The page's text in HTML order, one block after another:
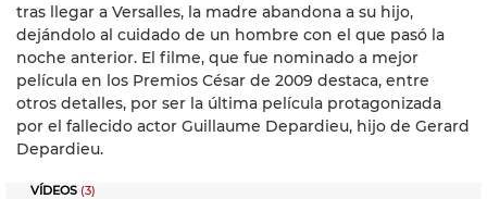
tras llegar a Versalles, la madre abandona a su hijo,
dejándolo al cuidado de un hombre con el que pasó la
noche anterior. El filme, que fue nominado a mejor
película en los Premios César de 2009 destaca, entre
otros detalles, por ser la última película protagonizada
por el fallecido actor Guillaume Depardieu, hijo de Gerard
Depardieu.
VÍDEOS (3)